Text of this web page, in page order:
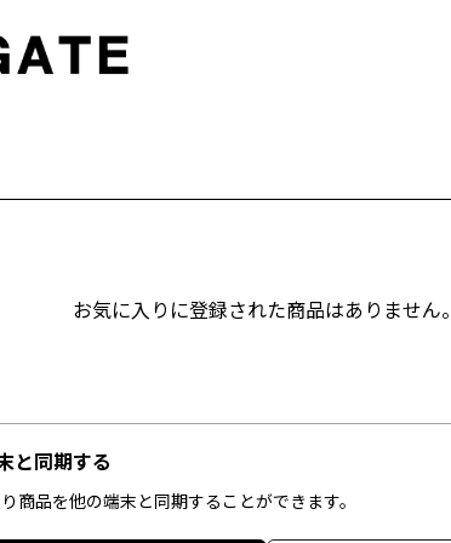
お気に入りに登録された商品はありません。
と同期する
商品を他の端末と同期することができます。